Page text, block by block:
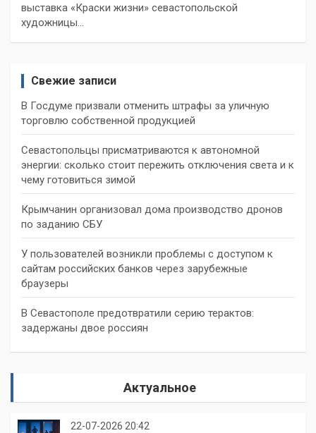
выставка «Краски жизни» севастопольской
художницы…
Свежие записи
В Госдуме призвали отменить штрафы за уличную
торговлю собственной продукцией
Севастопольцы присматриваются к автономной
энергии: сколько стоит пережить отключения света и к
чему готовиться зимой
Крымчанин организовал дома производство дронов
по заданию СБУ
У пользователей возникли проблемы с доступом к
сайтам российских банков через зарубежные
браузеры
В Севастополе предотвратили серию терактов:
задержаны двое россиян
Актуальное
22-07-2026 20:42